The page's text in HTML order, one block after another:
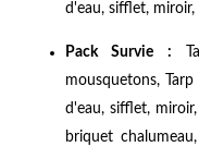
d'eau, sifflet, miroir,
Pack Survie :
mousquetons,
d'eau, sifflet,
briquet